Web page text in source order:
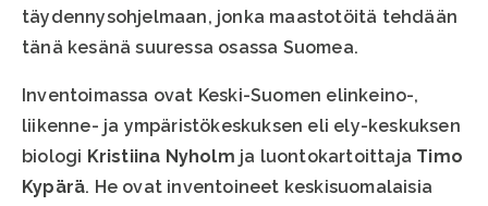
täydennysohjelmaan, jonka maastotöitä tehdään
tänä kesänä suuressa osassa Suomea.
Inventoimassa ovat Keski-Suomen elinkeino-,
liikenne- ja ympäristökeskuksen eli ely-keskuksen
biologi Kristiina Nyholm ja luontokartoittaja Timo
Kypärä. He ovat inventoineet keskisuomalaisia